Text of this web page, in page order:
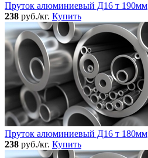
Пруток алюминиевый Д16 т 190мм
238 руб./кг. Купить
Пруток алюминиевый Д16 т 180мм
238 руб./кг. Купить